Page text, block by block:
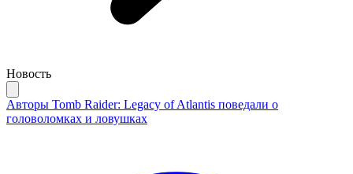
Новость
Авторы Tomb Raider: Legacy of Atlantis поведали о
головоломках и ловушках